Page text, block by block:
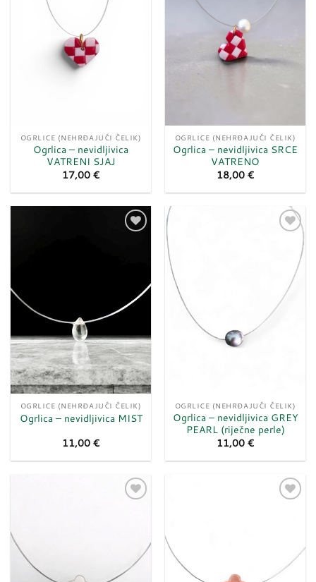
OGRLICE (NEHRĐAJUĆI ČELIK)
Ogrlica – nevidljivica
VATRENI SJAJ
17,00 €
OGRLICE (NEHRĐAJUĆI ČELIK)
Ogrlica – nevidljivica SRCE
VATRENO
18,00 €
OGRLICE (NEHRĐAJUĆI ČELIK)
Ogrlica – nevidljivica MIST
11,00 €
želja
OGRLICE (NEHRĐAJUĆI ČELIK)
Ogrlica – nevidljivica GREY
PEARL (riječne perle)
11,00 €